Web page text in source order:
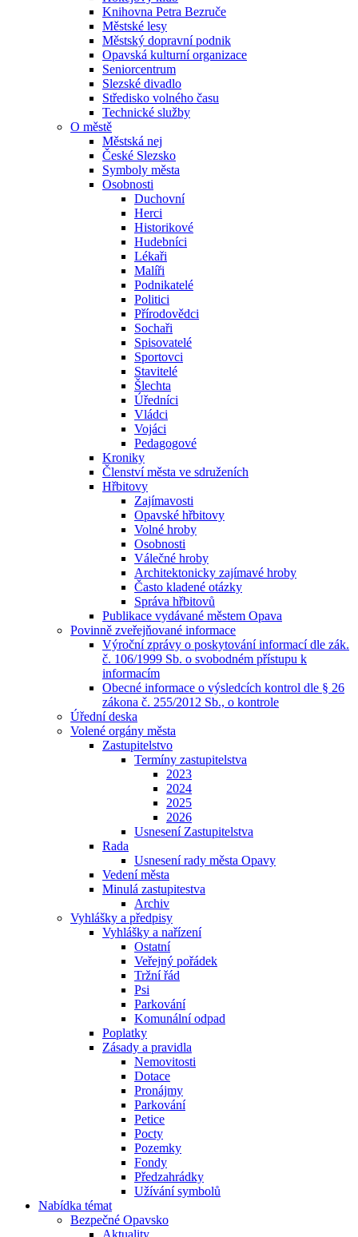
Knihovna Petra Bezruče
Městské lesy
Městský dopravní podnik
Opavská kulturní organizace
Seniorcentrum
Slezské divadlo
Středisko volného času
Technické služby
O městě
Městská nej
České Slezsko
Symboly města
Osobnosti
Duchovní
Herci
Historikové
Hudebníci
Lékaři
Malíři
Podnikatelé
Politici
Přírodovědci
Sochaři
Spisovatelé
Sportovci
Stavitelé
Šlechta
Úředníci
Vládci
Vojáci
Pedagogové
Kroniky
Členství města ve sdruženích
Hřbitovy
Zajímavosti
Opavské hřbitovy
Volné hroby
Osobnosti
Válečné hroby
Architektonicky zajímavé hroby
Často kladené otázky
Správa hřbitovů
Publikace vydávané městem Opava
Povinně zveřejňované informace
Výroční zprávy o poskytování informací dle zák.
č. 106/1999 Sb. o svobodném přístupu k
informacím
Obecné informace o výsledcích kontrol dle § 26
zákona č. 255/2012 Sb., o kontrole
Úřední deska
Volené orgány města
Zastupitelstvo
Termíny zastupitelstva
2023
2024
2025
2026
Usnesení Zastupitelstva
Rada
Usnesení rady města Opavy
Vedení města
Minulá zastupitestva
Archiv
Vyhlášky a předpisy
Vyhlášky a nařízení
Ostatní
Veřejný pořádek
Tržní řád
Psi
Parkování
Komunální odpad
Poplatky
Zásady a pravidla
Nemovitosti
Dotace
Pronájmy
Parkování
Petice
Pocty
Pozemky
Fondy
Předzahrádky
Užívání symbolů
Nabídka témat
Bezpečné Opavsko